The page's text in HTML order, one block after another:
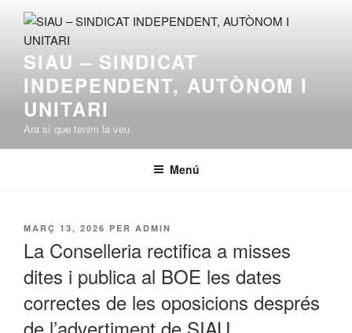
contingut
SIAU – SINDICAT
INDEPENDENT, AUTÒNOM I
UNITARI
Ara sí que tenim la veu
Menú
PUBLICAT
MARÇ 13, 2026 PER ADMIN
La Conselleria rectifica a misses
dites i publica al BOE les dates
correctes de les oposicions després